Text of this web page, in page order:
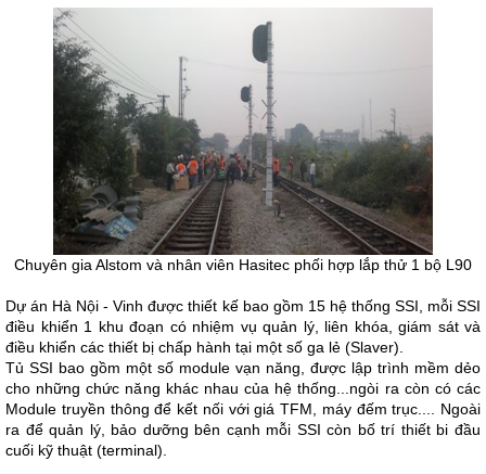
Chuyên gia Alstom và nhân viên Hasitec phối hợp lắp thử 1 bộ L90
Dự án Hà Nội - Vinh được thiết kế bao gồm 15 hệ thống SSI, mỗi SSI
điều khiển 1 khu đoạn có nhiệm vụ quản lý, liên khóa, giám sát và
điều khiển các thiết bị chấp hành tại một số ga lẻ (Slaver).
Tủ SSI bao gồm một số module vạn năng, được lập trình mềm dẻo
cho những chức năng khác nhau của hệ thống...ngòi ra còn có các
Module truyền thông để kết nối với giá TFM, máy đếm trục.... Ngoài
ra để quản lý, bảo dưỡng bên cạnh mỗi SSI còn bố trí thiết bi đầu
cuối kỹ thuật (terminal).